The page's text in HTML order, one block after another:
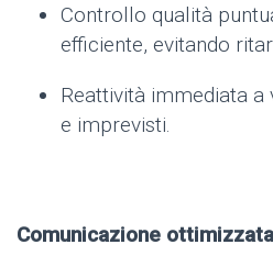
Controllo qualità
efficiente, evitando
Reattività immediata a
e imprevisti.
Comunicazione